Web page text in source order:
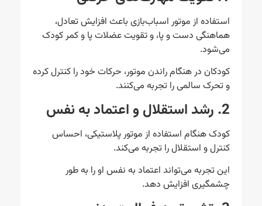
استفاده از موتور اسباب‌بازی باعث افزایش تعادل،
هماهنگی دست و پا، و تقویت عضلات پا و کمر کودک
کودکان در هنگام راندن موتور، حرکات خود را کنترل کرده
و تحرک سالمی را تجربه می‌کنند.
کودک هنگام استفاده از موتور پلاستیکی، احساس
کنترل و استقلال را تجربه می‌کند.
این تجربه می‌تواند اعتماد به نفس او را به طور
چشمگیری افزایش دهد.